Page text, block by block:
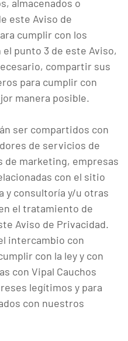
almacenados o
este Aviso de
cumplir con los
punto 3 de este Aviso,
compartir sus
para cumplir con
manera posible.
ser compartidos con
de servicios de
de marketing, empresas
con el sitio
y consultoría y/u otras
el tratamiento de
Aviso de Privacidad.
intercambio con
con la ley y con
con Vipal Cauchos
legítimos y para
con nuestros